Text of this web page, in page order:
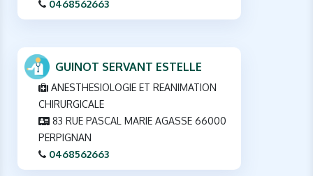
0468562663
GUINOT SERVANT ESTELLE
ANESTHESIOLOGIE ET REANIMATION
CHIRURGICALE
83 RUE PASCAL MARIE AGASSE 66000
PERPIGNAN
0468562663